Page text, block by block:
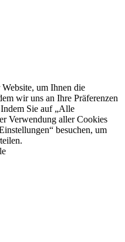
um Ihnen die
wir uns an Ihre Präferenzen
Sie auf „Alle
Verwendung aller Cookies
besuchen, um